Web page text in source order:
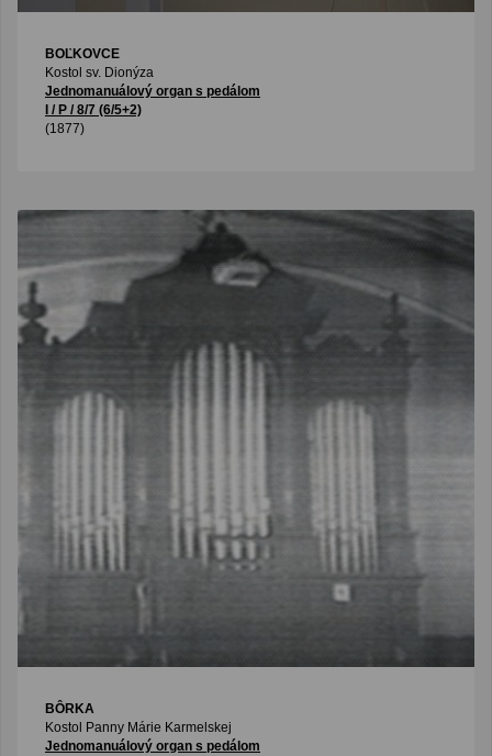
BOĽKOVCE
Kostol sv. Dionýza
Jednomanuálový organ s pedálom
I / P / 8/7 (6/5+2)
(1877)
BÔRKA
Kostol Panny Márie Karmelskej
Jednomanuálový organ s pedálom